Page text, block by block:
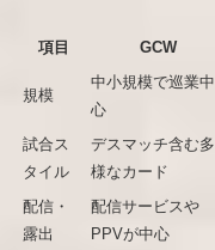
項目 GCW
規模
中小規模で巡業中
心
試合ス
タイル
デスマッチ含む多
様なカード
配信・
露出
配信サービスや
PPVが中心